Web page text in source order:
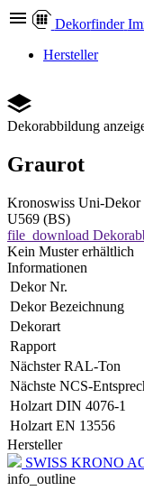
Dekorfinder
Hersteller
Dekorabbildung
Graurot
Kronoswiss Uni-Dekor
U569 (BS)
file_download
Kein Muster erhältlich
Informationen
Dekor Nr.
Dekor Bezeichnung
Dekorart
Rapport
Nächster RAL-Ton
Nächste NCS-
Holzart DIN 4076-1
Holzart EN 13556
Hersteller
SWISS KRONO
info_outline